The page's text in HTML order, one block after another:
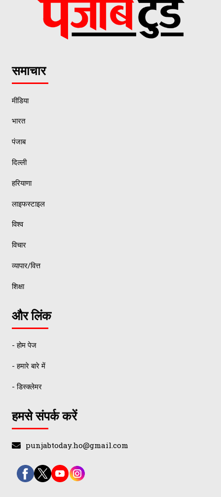
समाचार
मीडिया
भारत
पंजाब
दिल्ली
हरियाणा
लाइफस्टाइल
विश्व
विचार
व्यापार/वित्त
शिक्षा
और लिंक
- होम पेज
- हमारे बारे में
- डिस्क्लेमर
हमसे संपर्क करें
punjabtoday.ho@gmail.com